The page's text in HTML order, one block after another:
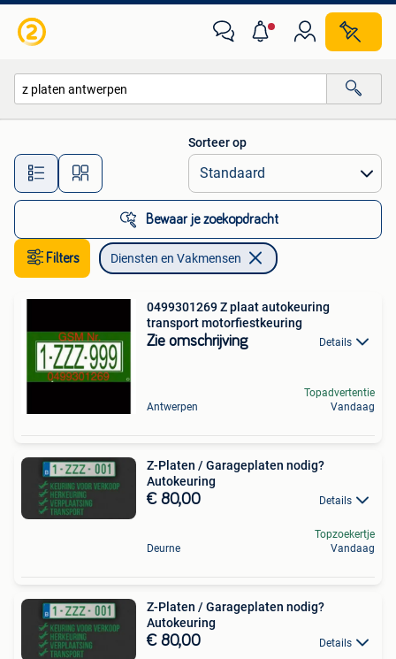
Alle afstanden…
Sorteer op
Bewaar je zoekopdracht
Filters Diensten en Vakmensen
0499301269 Z plaat autokeuring
transport motorfiestkeuring
Zie omschrijving Details
Antwerpen
Topadvertentie
Vandaag
Z-Platen / Garageplaten nodig?
Autokeuring
€ 80,00 Details
Deurne
Topzoekertje
Vandaag
Z-Platen / Garageplaten nodig?
Autokeuring
€ 80,00 Details